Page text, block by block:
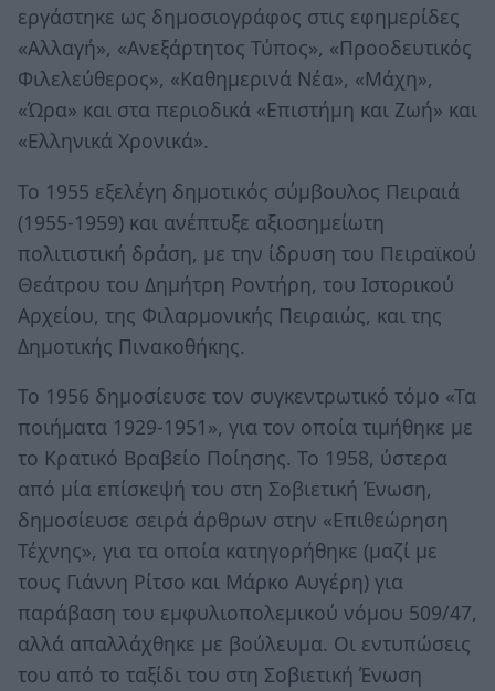
εργάστηκε ως δημοσιογράφος στις εφημερίδες
«Αλλαγή», «Ανεξάρτητος Τύπος», «Προοδευτικός
Φιλελεύθερος», «Καθημερινά Νέα», «Μάχη»,
«Ώρα» και στα περιοδικά «Επιστήμη και Ζωή» και
«Ελληνικά Χρονικά».
Το 1955 εξελέγη δημοτικός σύμβουλος Πειραιά
(1955-1959) και ανέπτυξε αξιοσημείωτη
πολιτιστική δράση, με την ίδρυση του Πειραϊκού
Θεάτρου του Δημήτρη Ροντήρη, του Ιστορικού
Αρχείου, της Φιλαρμονικής Πειραιώς, και της
Δημοτικής Πινακοθήκης.
Το 1956 δημοσίευσε τον συγκεντρωτικό τόμο «Τα
ποιήματα 1929-1951», για τον οποία τιμήθηκε με
το Κρατικό Βραβείο Ποίησης. Το 1958, ύστερα
από μία επίσκεψή του στη Σοβιετική Ένωση,
δημοσίευσε σειρά άρθρων στην «Επιθεώρηση
Τέχνης», για τα οποία κατηγορήθηκε (μαζί με
τους Γιάννη Ρίτσο και Μάρκο Αυγέρη) για
παράβαση του εμφυλιοπολεμικού νόμου 509/47,
αλλά απαλλάχθηκε με βούλευμα. Οι εντυπώσεις
του από το ταξίδι του στη Σοβιετική Ένωση